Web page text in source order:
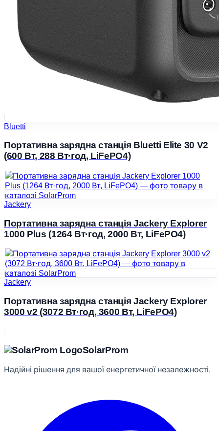
Bluetti
Портативна зарядна станція Bluetti Elite 30 V2
(600 Вт, 288 Вт·год, LiFePO4)
Jackery
Портативна зарядна станція Jackery Explorer
1000 Plus (1264 Вт·год, 2000 Вт, LiFePO4)
Jackery
Портативна зарядна станція Jackery Explorer
3000 v2 (3072 Вт·год, 3600 Вт, LiFePO4)
SolarProm
Надійні рішення для вашої енергетичної незалежності.